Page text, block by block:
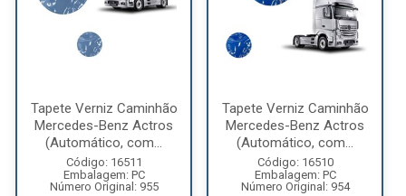
Tapete Verniz Caminhão
Mercedes-Benz Actros
(Automático, com...
Código: 16511
Embalagem: PC
Número Original: 955
Tapete Verniz Caminhão
Mercedes-Benz Actros
(Automático, com...
Código: 16510
Embalagem: PC
Número Original: 954